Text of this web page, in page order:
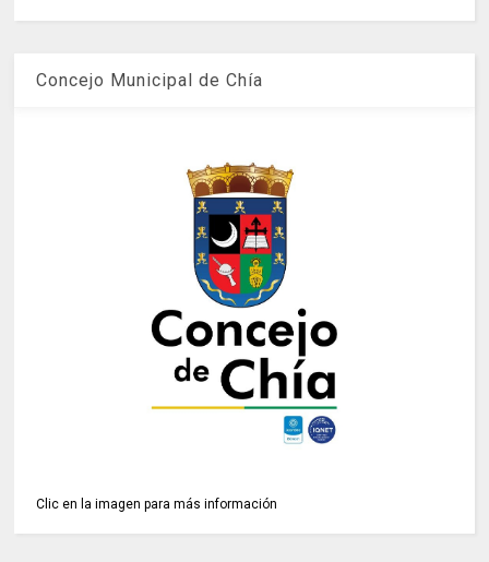
Concejo Municipal de Chía
Clic en la imagen para más información